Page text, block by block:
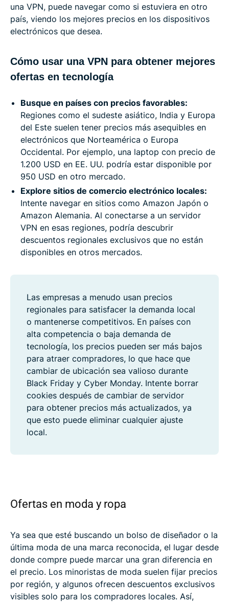
una VPN, puede navegar como si estuviera en otro
país, viendo los mejores precios en los dispositivos
electrónicos que desea.
Cómo usar una VPN para obtener mejores
ofertas en tecnología
Busque en países con precios favorables:
Regiones como el sudeste asiático, India y Europa
del Este suelen tener precios más asequibles en
electrónicos que Norteamérica o Europa
Occidental. Por ejemplo, una laptop con precio de
1.200 USD en EE. UU. podría estar disponible por
950 USD en otro mercado.
Explore sitios de comercio electrónico locales:
Intente navegar en sitios como Amazon Japón o
Amazon Alemania. Al conectarse a un servidor
VPN en esas regiones, podría descubrir
descuentos regionales exclusivos que no están
disponibles en otros mercados.
Las empresas a menudo usan precios
regionales para satisfacer la demanda local
o mantenerse competitivos. En países con
alta competencia o baja demanda de
tecnología, los precios pueden ser más bajos
para atraer compradores, lo que hace que
cambiar de ubicación sea valioso durante
Black Friday y Cyber Monday. Intente borrar
cookies después de cambiar de servidor
para obtener precios más actualizados, ya
que esto puede eliminar cualquier ajuste
local.
Ofertas en moda y ropa
Ya sea que esté buscando un bolso de diseñador o la
última moda de una marca reconocida, el lugar desde
donde compre puede marcar una gran diferencia en
el precio. Los minoristas de moda suelen fijar precios
por región, y algunos ofrecen descuentos exclusivos
visibles solo para los compradores locales. Así,